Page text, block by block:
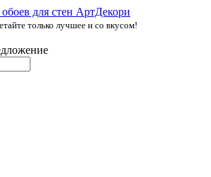
только лучшее и со вкусом!